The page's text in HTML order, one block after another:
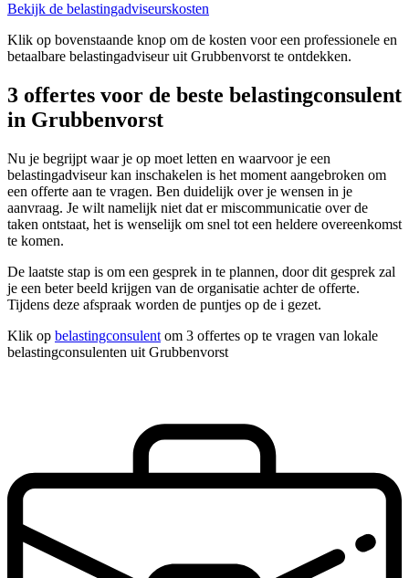
Bekijk de belastingadviseurskosten
Klik op bovenstaande knop om de kosten voor een professionele en
betaalbare belastingadviseur uit Grubbenvorst te ontdekken.
3 offertes voor de beste belastingconsulent
in Grubbenvorst
Nu je begrijpt waar je op moet letten en waarvoor je een
belastingadviseur kan inschakelen is het moment aangebroken om
een offerte aan te vragen. Ben duidelijk over je wensen in je
aanvraag. Je wilt namelijk niet dat er miscommunicatie over de
taken ontstaat, het is wenselijk om snel tot een heldere overeenkomst
te komen.
De laatste stap is om een gesprek in te plannen, door dit gesprek zal
je een beter beeld krijgen van de organisatie achter de offerte.
Tijdens deze afspraak worden de puntjes op de i gezet.
Klik op belastingconsulent om 3 offertes op te vragen van lokale
belastingconsulenten uit Grubbenvorst